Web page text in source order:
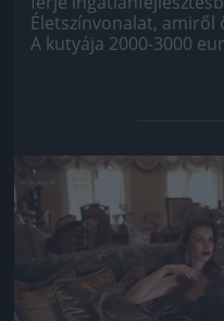
Életszínvonalat,
A kutyája 2000-3000
Jön